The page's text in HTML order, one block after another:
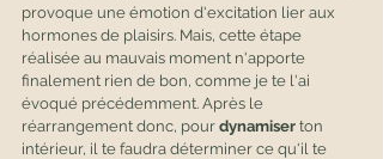
provoque une émotion d'excitation lier aux
hormones de plaisirs. Mais, cette étape
réalisée au mauvais moment n'apporte
finalement rien de bon, comme je te l'ai
évoqué précédemment. Après le
réarrangement donc, pour dynamiser ton
intérieur, il te faudra déterminer ce qu'il te